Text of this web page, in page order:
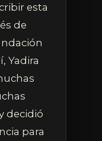
esta
de
Yadira
decidió
para